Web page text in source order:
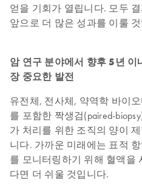
얻을 기회가 열립니다. 모두
앞으로 더 많은 성과를 이룰
암 연구 분야에서 향후 5년
장 중요한 발전
유전체, 전사체, 약역학 바이
를 포함한 짝생검(paired-
가 처리를 위한 조직의 양이
니다. 가까운 미래에는 표적
를 모니터링하기 위해 혈액을
다면 더 쉬울 것입니다.